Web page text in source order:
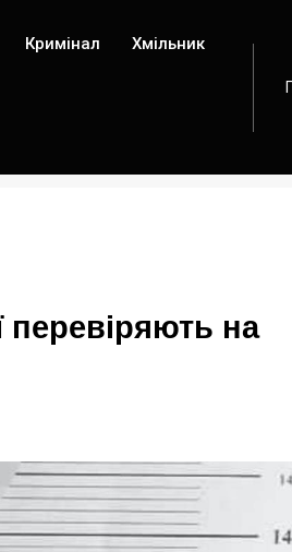
Кримінал Хмільник
перевіряють на